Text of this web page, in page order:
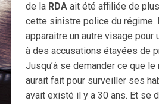
de la RDA ait été affiliée de
cette sinistre police du régime.
apparaitre un autre visage pour
à des accusations étayées de
Jusqu’à se demander ce que le
aurait fait pour surveiller ses
avait existé il y a 30 ans. Et se